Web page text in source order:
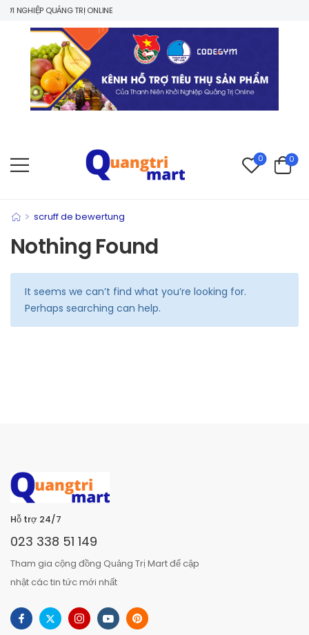
NGHIỆP QUẢNG TRỊ ONLINE
0 0
> scruff de bewertung
Nothing Found
It seems we can’t find what you’re looking for.
Perhaps searching can help.
Hỗ trợ 24/7
023 338 51 149
Tham gia cộng đồng Quảng Trị Mart để cập
nhật các tin tức mới nhất